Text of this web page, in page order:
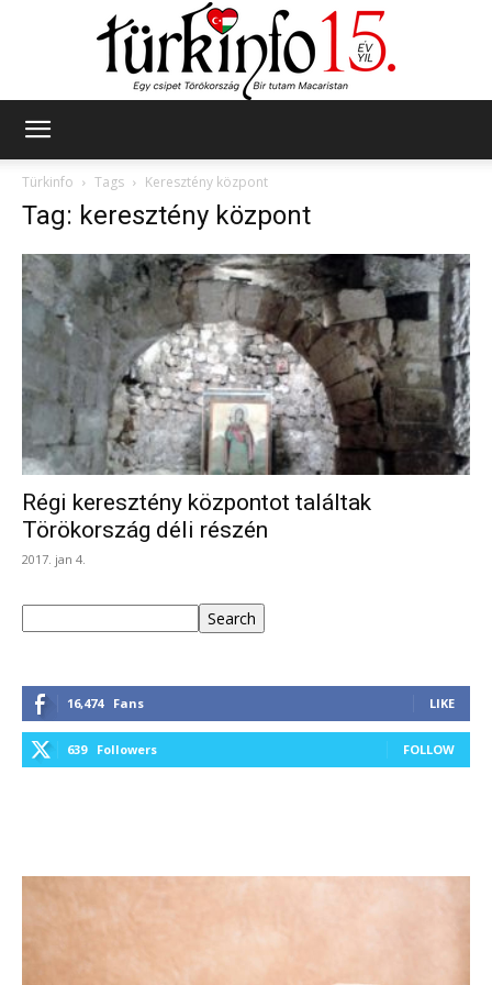
Türkinfo
Tags Keresztény központ
Tag: keresztény központ
Régi keresztény központot találtak
Törökország déli részén
2017. jan 4.
Search
16,474 Fans LIKE
639 Followers FOLLOW